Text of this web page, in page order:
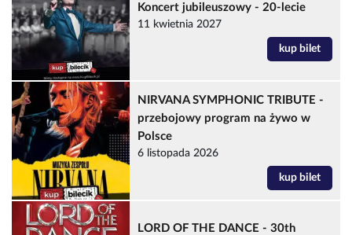
Koncert jubileuszowy - 20-lecie
11 kwietnia 2027
kup bilet
NIRVANA SYMPHONIC TRIBUTE -
przebojowy program na żywo w
Polsce
6 listopada 2026
kup bilet
LORD OF THE DANCE - 30th